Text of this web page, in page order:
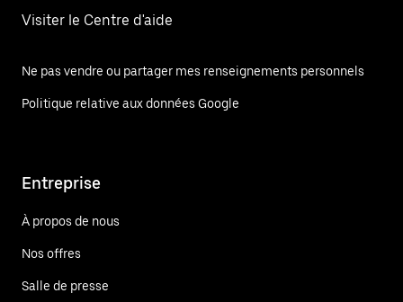
Visiter le Centre d'aide
Ne pas vendre ou partager mes renseignements personnels
Politique relative aux données Google
Entreprise
À propos de nous
Nos offres
Salle de presse